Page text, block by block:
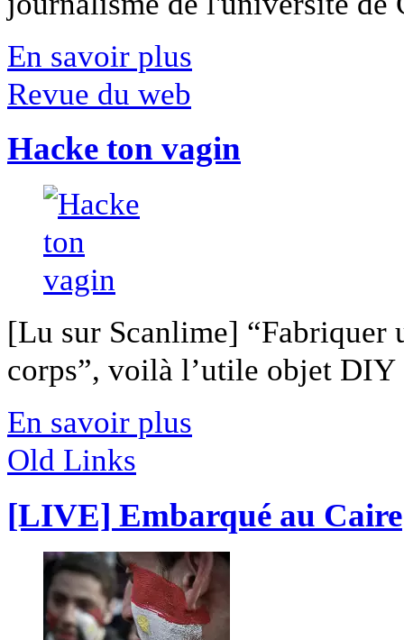
En savoir plus
Revue du web
Hacke ton vagin
[Lu sur Scanlime] “Fabriquer
corps”, voilà l’utile objet
En savoir plus
Old Links
[LIVE] Embarqué au Caire